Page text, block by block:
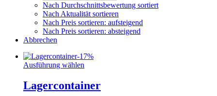
Nach Durchschnittsbewertung sortiert
Nach Aktualität sortieren
Nach Preis sortieren: aufsteigend
Nach Preis sortieren: absteigend
Abbrechen
-17%
Ausführung wählen
Lagercontainer